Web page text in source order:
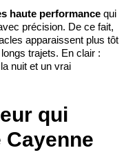
haute performance qui
précision. De ce fait,
apparaissent plus tôt
trajets. En clair :
la nuit et un vrai
qui